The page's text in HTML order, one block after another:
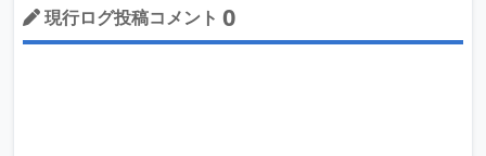
現行ログ投稿コメント 0